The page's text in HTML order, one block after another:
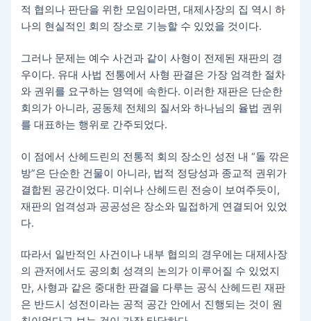
적 협의나 판단을 위한 모임이라면, 대제사장의 집 역시 하
나의 현실적인 회의 장소로 기능할 수 있었을 것이다.
그러나 문제는 예수 사건과 같이 사형이 전제된 재판의 경
우이다. 유대 사법 전통에서 사형 판결은 가장 엄격한 절차
와 권위를 요구하는 영역에 속한다. 이러한 재판은 단순한
회의가 아니라, 공동체 전체의 질서와 하나님의 율법 권위
를 대표하는 행위로 간주되었다.
이 점에서 산헤드린의 전통적 회의 장소인 성전 내 “돌 깎은
방”은 단순한 건물이 아니라, 법적 정당성과 종교적 권위가
결합된 공간이었다. 미쉬나 산헤드린 전승이 보여주듯이,
재판의 엄격성과 공공성은 장소와 밀접하게 연결되어 있었
다.
따라서 일반적인 사건이나 내부 협의의 경우에는 대제사장
의 관저에서도 공의회 성격의 논의가 이루어질 수 있었지
만, 사형과 같은 중대한 판결을 다루는 공식 산헤드린 재판
은 반드시 성전이라는 공적 공간 안에서 진행되는 것이 원